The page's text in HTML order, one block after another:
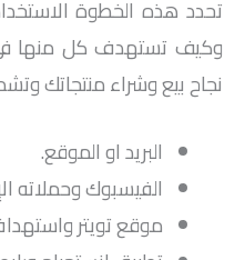
تحدد هذه الخطوة
وكيف تستهدف كل منها
نجاح بيع وشراء منتجاتك
البريد او الموقع.
الفيسبوك وحملاته
موقع تويتر